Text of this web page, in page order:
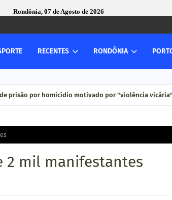
Rondônia, 07 de Agosto de 2026
RECENTES RONDÔNIA
de prisão por homicídio motivado por "violência
2 mil manifestantes